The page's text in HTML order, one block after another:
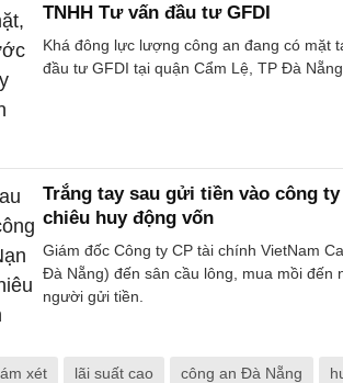
TNHH Tư vấn đầu tư GFDI
Khá đông lực lượng công an đang có mặt
đầu tư GFDI tại quận Cẩm Lệ, TP Đà Nẵng.
Trắng tay sau gửi tiền vào công
chiêu huy động vốn
Giám đốc Công ty CP tài chính VietNam
Đà Nẵng) đến sân cầu lông, mua mồi đến
người gửi tiền.
xét lãi suất cao công an Đà Nẵng